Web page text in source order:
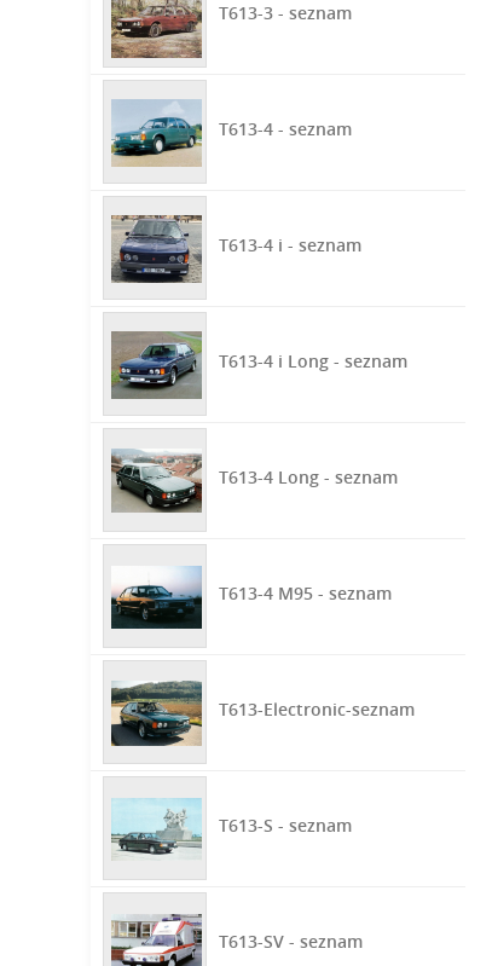
T613-3 - seznam
T613-4 - seznam
T613-4 i - seznam
T613-4 i Long - seznam
T613-4 Long - seznam
T613-4 M95 - seznam
T613-Electronic-seznam
T613-S - seznam
T613-SV - seznam